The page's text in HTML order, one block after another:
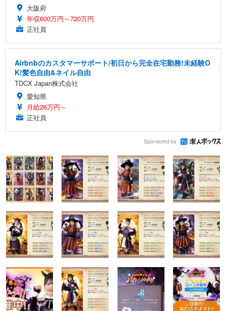
大阪府
年収600万円～720万円
正社員
Airbnbのカスタマーサポート/初日から完全在宅勤務!未経験O
K!髪色自由&ネイル自由
TDCX Japan株式会社
愛知県
月給26万円～
正社員
Sponsored by